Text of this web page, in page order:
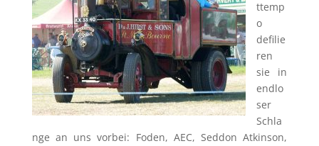
ttemp
o
defilie
ren
sie in
endlo
ser
Schla
nge an uns vorbei: Foden, AEC, Seddon Atkinson,